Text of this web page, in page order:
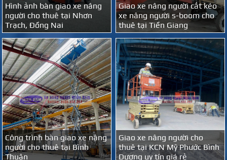
Hình ảnh bàn giao xe nâng
người cho thuê tại Nhơn
Trạch, Đồng Nai
Giao xe nâng người cắt kéo
xe nâng người s-boom cho
thuê tại Tiền Giang
Công trình bàn giao xe nâng
người cho thuê tại Bình
Thuận
Giao xe nâng người cho
thuê tại KCN Mỹ Phước Bình
Dương uy tín giá rẻ